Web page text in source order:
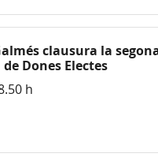
clausura la
Dones Electes
h